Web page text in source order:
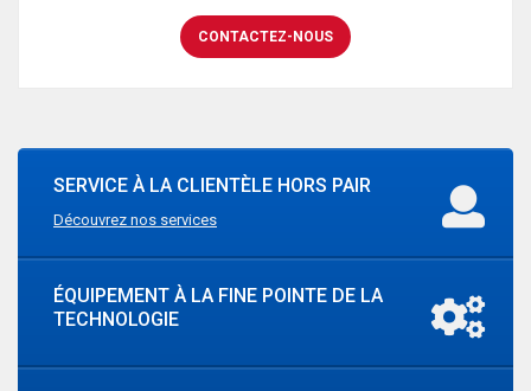
CONTACTEZ-NOUS
SERVICE À LA CLIENTÈLE HORS PAIR
Découvrez nos services
ÉQUIPEMENT À LA FINE POINTE DE LA
TECHNOLOGIE